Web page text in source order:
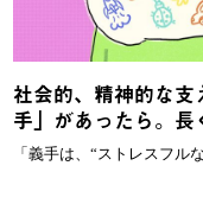
社会的、精神的な
手」があったら。
「義手は、“ストレスフル